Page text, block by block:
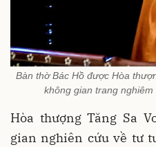
Bàn thờ Bác Hồ được Hòa
không gian trang
Hòa thượng Tăng Sa
gian nghiên cứu về tư